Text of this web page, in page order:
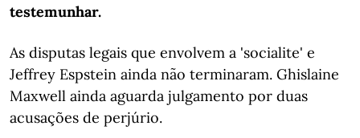
testemunhar.
As disputas legais que envolvem a 'socialite' e
Jeffrey Espstein ainda não terminaram. Ghislaine
Maxwell ainda aguarda julgamento por duas
acusações de perjúrio.